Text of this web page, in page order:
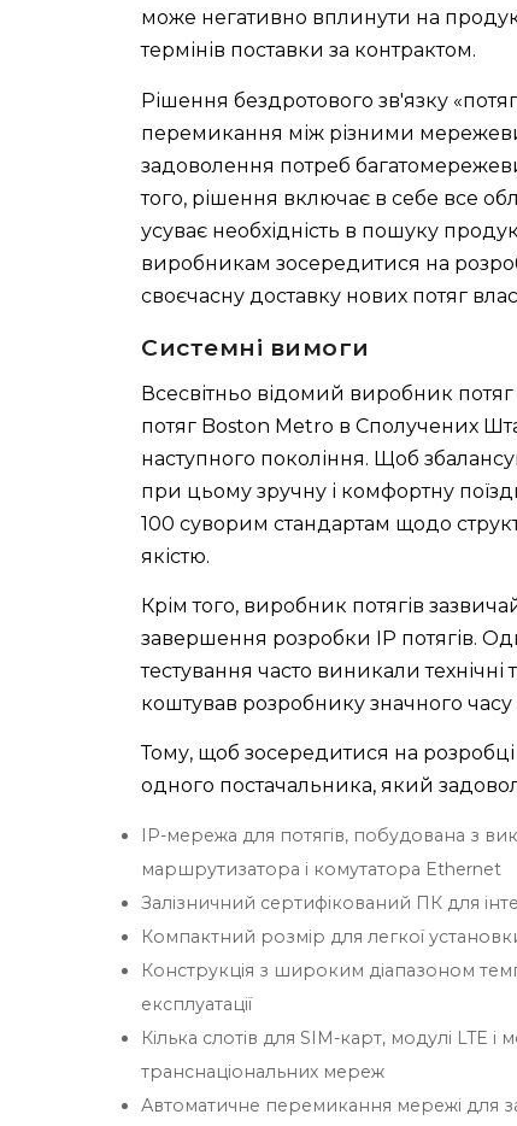
може негативно вплинути на
термінів поставки за контрактом.
Рішення бездротового зв'язку
перемикання між різними
задоволення потреб
того, рішення включає в себе все
усуває необхідність в пошуку
виробникам зосередитися на
своєчасну доставку нових потяг
Системні вимоги
Всесвітньо відомий виробник
потяг Boston Metro в Сполучених
наступного покоління. Щоб
при цьому зручну і комфортну
100 суворим стандартам щодо
якістю.
Крім того, виробник потягів
завершення розробки IP потягів.
тестування часто виникали
коштував розробнику значного
Тому, щоб зосередитися на
одного постачальника, який
IP-мережа для потягів, побудована з
маршрутизатора і комутатора Ethernet
Залізничний сертифікований ПК для
Компактний розмір для легкої
Конструкція з широким діапазоном
експлуатації
Кілька слотів для SIM-карт, модулі
транснаціональних мереж
Автоматичне перемикання мережі для